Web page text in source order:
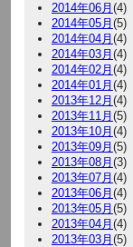
2014年06月 (4)
2014年05月 (5)
2014年04月 (4)
2014年03月 (4)
2014年02月 (4)
2014年01月 (4)
2013年12月 (4)
2013年11月 (5)
2013年10月 (4)
2013年09月 (5)
2013年08月 (3)
2013年07月 (4)
2013年06月 (4)
2013年05月 (5)
2013年04月 (4)
2013年03月 (5)